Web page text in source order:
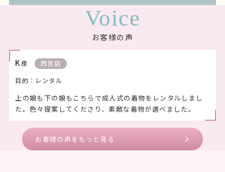
Voice
お客様の声
K様
西宮店
目的：レンタル
上の娘も下の娘もこちらで成人式の着物をレンタルしまし
た。色々提案してくださり、素敵な着物が選べました。
お客様の声をもっと見る